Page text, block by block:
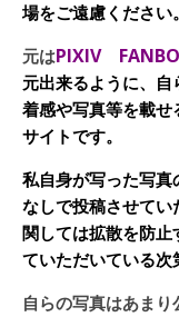
場をご遠慮ください。
元はPIXIV
元出来るように、
着感や写真等を載
サイトです。
私自身が写った写
なしで投稿させて
関しては拡散を防
ていただいている次
自らの写真はあまり